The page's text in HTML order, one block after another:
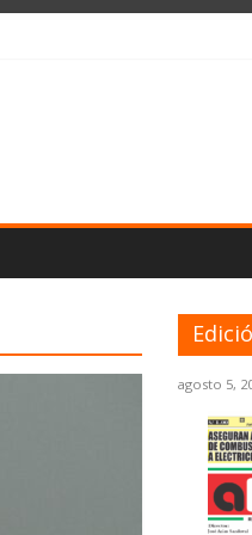
agosto 5,